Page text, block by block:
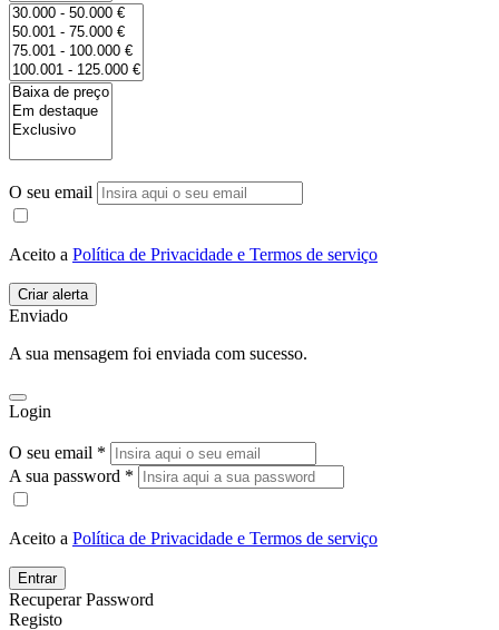
O seu email
Aceito a Política de Privacidade e Termos de serviço
Enviado
A sua mensagem foi enviada com sucesso.
Login
O seu email *
A sua password *
Aceito a Política de Privacidade e Termos de serviço
Entrar
Recuperar Password
Registo